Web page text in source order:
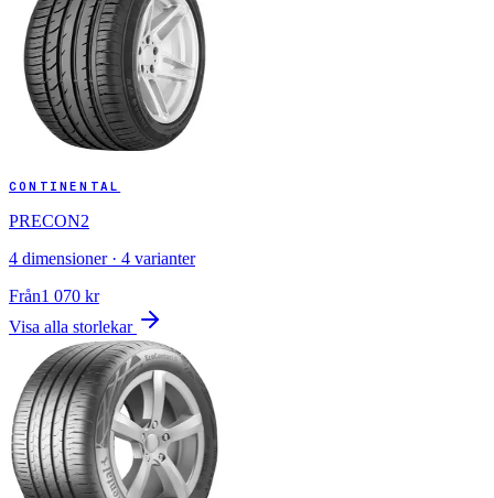
CONTINENTAL
PRECON2
4 dimensioner · 4 varianter
Från1 070 kr
Visa alla storlekar